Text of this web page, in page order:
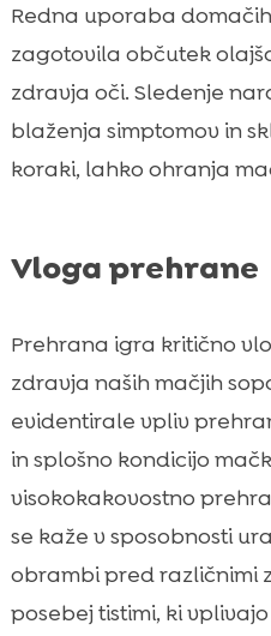
Redna uporaba
zagotovila občutek
zdravja oči. Sledenje
blaženja simptomov in
koraki, lahko ohranja
Vloga prehrane
Prehrana igra kritično
zdravja naših mačjih
evidentirale vpliv
in splošno kondicijo
visokokakovostno
se kaže v sposobnosti
obrambi pred različnimi
posebej tistimi, ki